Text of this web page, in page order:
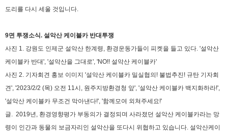
도리를 다시 세울 것입니다.
9면 투쟁소식. 설악산 케이블카 반대투쟁
사진 1. 강원도 인제군 설악산 한계령, 환경운동가들이 피켓을 들고 있다. '설악산
케이블카 반대', '설악산을 그대로', 'NO!! 설악산 케이블카'
사진 2. 기자회견 홍보 이미지 '설악산 케이블카 밀실협의! 불법추진! 규탄 기자회
견', '2023/2/2 (목) 오전 11시, 원주지방환경청 앞', '설악산 케이블카 백지화하라!',
'설악산 케이블카 무조건 막아낸다!', '함께모여 외쳐주세요!'
글. 2019년, 환경영향평가 부동의가 결정되며 사라졌던 설악산 케이블카라는 망
령이 인간과 동물의 보금자리인 설악산을 또다시 위협하고 있습니다. 설악산케이